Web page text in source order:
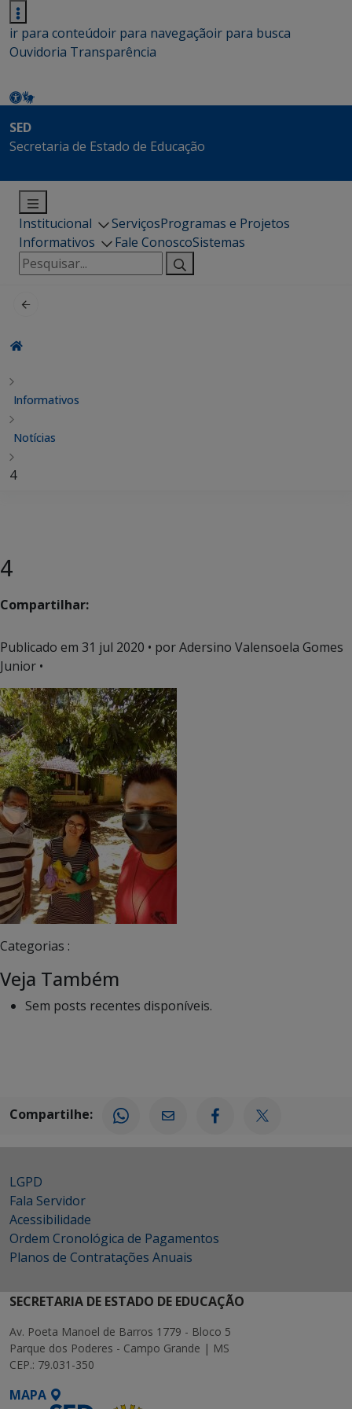
ir para conteúdoir para navegaçãoir para busca
Ouvidoria Transparência
SED
Secretaria de Estado de Educação
Institucional ServiçosProgramas e Projetos
Informativos
Fale ConoscoSistemas
Pesquisar
por:
Informativos
Notícias
4
4
Compartilhar:
Publicado em 31 jul 2020 • por Adersino Valensoela Gomes
Junior •
Categorias :
Veja Também
Sem posts recentes disponíveis.
Compartilhe:
LGPD
Fala Servidor
Acessibilidade
Ordem Cronológica de Pagamentos
Planos de Contratações Anuais
SECRETARIA DE ESTADO DE EDUCAÇÃO
Av. Poeta Manoel de Barros 1779 - Bloco 5
Parque dos Poderes - Campo Grande | MS
CEP.: 79.031-350
MAPA